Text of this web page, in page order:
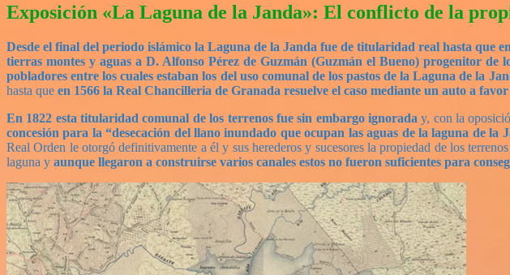
Exposición «La Laguna de la Janda»: El conflicto de la
Desde el final del periodo islámico la Laguna de la Janda fue de titularidad real hasta que
tierras montes y aguas a D. Alfonso Pérez de Guzmán (Guzmán el Bueno) progenitor de
pobladores entre los cuales estaban los del uso comunal de los pastos de la Laguna de la
hasta que en 1566 la Real Chancilleria de Granada resuelve el caso mediante un auto a
En 1822 esta titularidad comunal de los terrenos fue sin embargo ignorada y, con la
concesión para la “desecación del llano inundado que ocupan las aguas de la laguna de la
Real Orden le otorgó definitivamente a él y sus herederos y sucesores la propiedad de los
laguna y aunque llegaron a construirse varios canales estos no fueron suficientes para